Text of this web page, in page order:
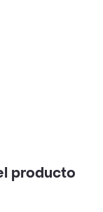
producto